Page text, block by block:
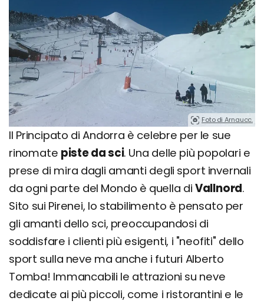
Foto di Arnaucc.
Il Principato di Andorra è celebre per le sue
rinomate piste da sci. Una delle più popolari e
prese di mira dagli amanti degli sport invernali
da ogni parte del Mondo è quella di Vallnord.
Sito sui Pirenei, lo stabilimento è pensato per
gli amanti dello sci, preoccupandosi di
soddisfare i clienti più esigenti, i "neofiti" dello
sport sulla neve ma anche i futuri Alberto
Tomba! Immancabili le attrazioni su neve
dedicate ai più piccoli, come i ristorantini e le